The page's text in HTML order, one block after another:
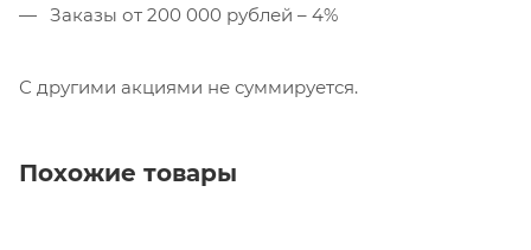
Заказы от 200 000 рублей – 4%
С другими акциями не суммируется.
Похожие товары